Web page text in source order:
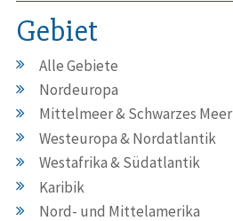
Gebiet
Alle Gebiete
Nordeuropa
Mittelmeer & Schwarzes Meer
Westeuropa & Nordatlantik
Westafrika & Südatlantik
Karibik
Nord- und Mittelamerika